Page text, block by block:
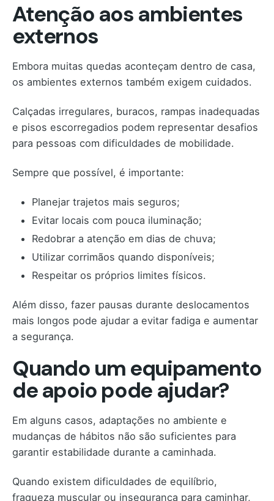
Atenção aos ambientes
externos
Embora muitas quedas aconteçam dentro de casa,
os ambientes externos também exigem cuidados.
Calçadas irregulares, buracos, rampas inadequadas
e pisos escorregadios podem representar desafios
para pessoas com dificuldades de mobilidade.
Sempre que possível, é importante:
Planejar trajetos mais seguros;
Evitar locais com pouca iluminação;
Redobrar a atenção em dias de chuva;
Utilizar corrimãos quando disponíveis;
Respeitar os próprios limites físicos.
Além disso, fazer pausas durante deslocamentos
mais longos pode ajudar a evitar fadiga e aumentar
a segurança.
Quando um equipamento
de apoio pode ajudar?
Em alguns casos, adaptações no ambiente e
mudanças de hábitos não são suficientes para
garantir estabilidade durante a caminhada.
Quando existem dificuldades de equilíbrio,
fraqueza muscular ou insegurança para caminhar,